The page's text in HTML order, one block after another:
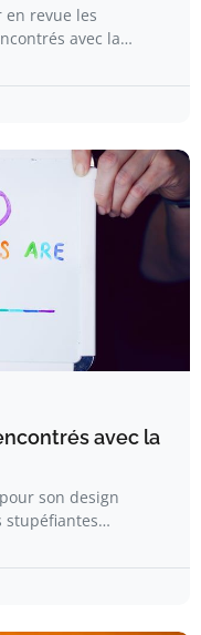
en revue les
avec la…
avec la
son design
stupéfiantes…